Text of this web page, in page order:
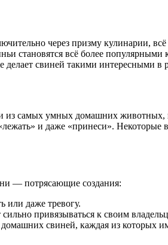
через призму кулинарии,
становятся всё более
свиней такими интересными в
самых умных домашних животных,
и даже «принеси».
— потрясающие создания:
или даже тревогу.
привязываться к своим
свиней, каждая из которых